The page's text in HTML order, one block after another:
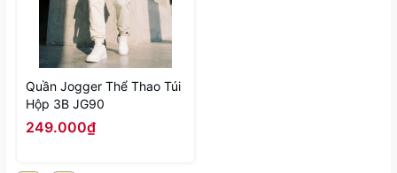
Quần Jogger Thể Thao Túi
Hộp 3B JG90
249.000₫